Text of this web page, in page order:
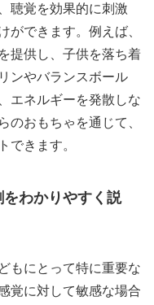
聴覚を効果的に刺激
ができます。例えば、
提供し、子供を落ち着
ンやバランスボール
エネルギーを発散しな
のおもちゃを通じて、
できます。
わかりやすく説
もにとって特に重要な
覚に対して敏感な場合